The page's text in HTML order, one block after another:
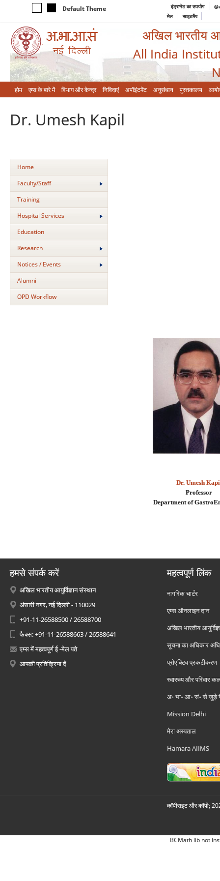
Default Theme इंट्रानेट का उपयोग
मेल
साइटमैप
अखिल भारतीय
All India
होम एम्‍स के बारे में विभाग और केन्‍द्र निविदाएं अपॉइंटमेंट अनुसंधान पुस्तकालय
Dr. Umesh Kapil
Home
Faculty/Staff
Training
Hospital Services
Education
Research
Notices / Events
Alumni
OPD Workflow
Dr. Umesh
Professor
Department of
हमसे संपर्क करें
अखिल भारतीय आयुर्विज्ञान संस्थान
अंसारी नगर, नई दिल्ली - 110029
+91-11-26588500 / 26588700
फैक्स: +91-11-26588663 / 26588641
एम्स में महत्वपूर्ण ई -मेल पते
आपकी प्रतिक्रिया दें
महत्वपूर्ण लिंक
नागरिक चार्टर
एम्स ऑनलाइन दान
अखिल भारतीय
सूचना का अधिकार
प्रोएक्टिव प्रकटीकरण
स्वास्थ्य और परिवार
अ॰ भा॰ आ॰ सं॰ से जुड़े
Mission Delhi
मेरा अस्पताल
Hamara AIIMS
कॉपीराइट और कॉपी;
BCMath lib not